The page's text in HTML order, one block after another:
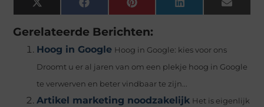
X
(Twitter)
FacebookPinterest LinkedIn Email
Gerelateerde Berichten:
Hoog in Google Hoog in Google: kies voor ons
Droomt u er al jaren van om een plekje hoog in Google
te verwerven en beter vindbaar te zijn...
Artikel marketing noodzakelijk Het is eigenlijk